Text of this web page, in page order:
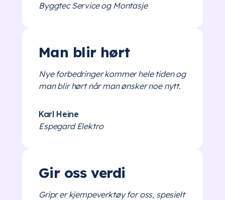
Byggtec Service og Montasje
Man blir hørt
Nye forbedringer kommer hele tiden og
man blir hørt når man ønsker noe nytt.
Karl Heine
Espegard Elektro
Gir oss verdi
Gripr er kjempeverktøy for oss, spesielt